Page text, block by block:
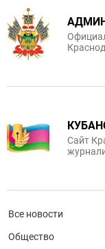
Сайт
Все новости
Общество